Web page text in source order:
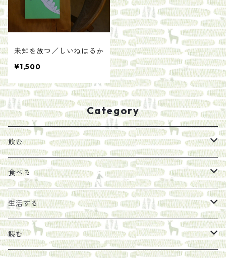
未知を放つ／しいねはるか
¥1,500
Category
飲む
お茶
エキス
珈琲豆
食べる
ジャム
うめぼし
生活する
エコラップ
読む